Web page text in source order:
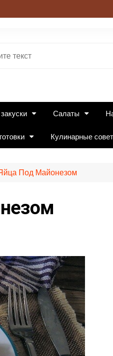
Салаты
Кулинарные
Под Майонезом